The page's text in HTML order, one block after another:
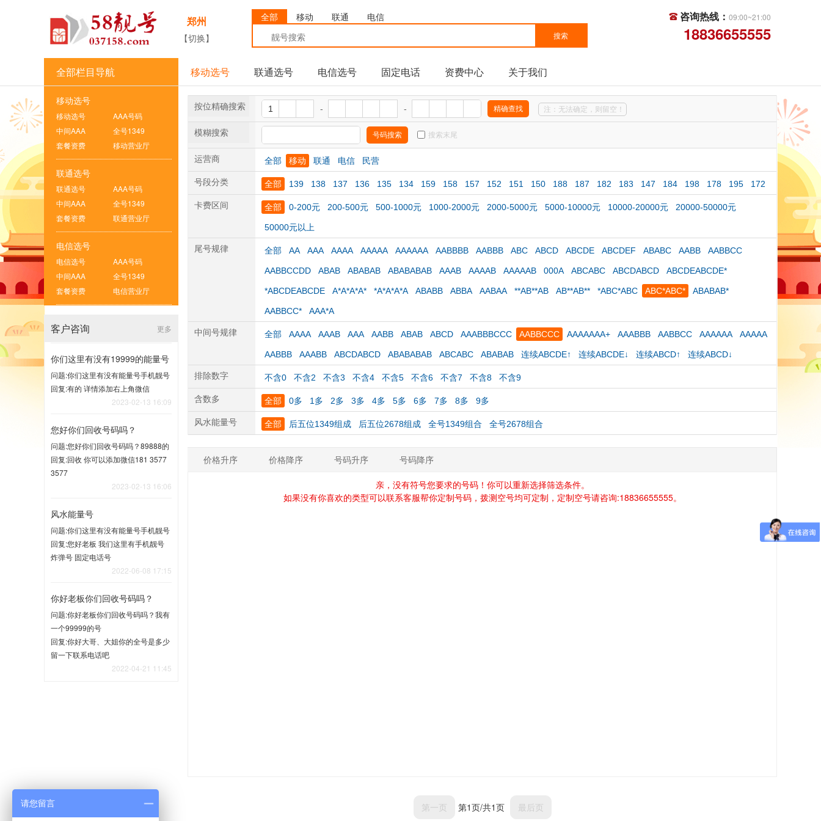
郑州
【切换】
全部 移动 联通 电信 咨询热线： 09:00~21:00
18836655555
全部栏目导航 移动选号 联通选号 电信选号 固定电话 资费中心 关于我们
移动选号
移动选号
AAA号码
中间AAA
全号1349
套餐资费
移动营业厅
联通选号
联通选号
AAA号码
中间AAA
全号1349
套餐资费
联通营业厅
电信选号
电信选号
AAA号码
中间AAA
全号1349
套餐资费
电信营业厅
更多
客户咨询
你们这里有没有19999的能量号
问题:你们这里有没有能量号手机靓号
回复:有的 详情添加右上角微信
2023-02-13 16:09
您好你们回收号码吗？
问题:您好你们回收号码吗？89888的
回复:回收 你可以添加微信181 3577
3577
2023-02-13 16:06
风水能量号
问题:你们这里有没有能量号手机靓号
回复:您好老板 我们这里有手机靓号
炸弹号 固定电话号
2022-06-08 17:15
你好老板你们回收号码吗？
问题:你好老板你们回收号码吗？我有
一个99999的号
回复:你好大哥、大姐你的全号是多少
留一下联系电话吧
2022-04-21 11:45
按位精确搜索 - - 注：无法确定，则留空！
模糊搜索 搜索末尾
运营商 全部 移动 联通 电信 民营
号段分类 全部 139 138 137 136 135 134 159 158 157 152 151 150 188 187 182 183 147 184 198 178 195 172
卡费区间 全部 0-200元 200-500元 500-1000元 1000-2000元 2000-5000元 5000-10000元 10000-20000元 20000-50000元
50000元以上
尾号规律 全部 AA AAA AAAA AAAAA AAAAAA AABBBB AABBB ABC ABCD ABCDE ABCDEF ABABC AABB AABBCC
AABBCCDD ABAB ABABAB ABABABAB AAAB AAAAB AAAAAB 000A ABCABC ABCDABCD ABCDEABCDE*
*ABCDEABCDE A*A*A*A* *A*A*A*A ABABB ABBA AABAA **AB**AB AB**AB** *ABC*ABC ABC*ABC* ABABAB*
AABBCC* AAA*A
中间号规律 全部 AAAA AAAB AAA AABB ABAB ABCD AAABBBCCC AABBCCC AAAAAAA+ AAABBB AABBCC AAAAAA AAAAA
AABBB AAABB ABCDABCD ABABABAB ABCABC ABABAB 连续ABCDE↑ 连续ABCDE↓ 连续ABCD↑ 连续ABCD↓
排除数字 不含0 不含2 不含3 不含4 不含5 不含6 不含7 不含8 不含9
含数多 全部 0多 1多 2多 3多 4多 5多 6多 7多 8多 9多
风水能量号 全部 后五位1349组成 后五位2678组成 全号1349组合 全号2678组合
价格升序 价格降序 号码升序 号码降序
亲，没有符号您要求的号码！你可以重新选择筛选条件。
如果没有你喜欢的类型可以联系客服帮你定制号码，拨测空号均可定制，定制空号请咨询:18836655555。
第一页 第1页/共1页 最后页
请您留言